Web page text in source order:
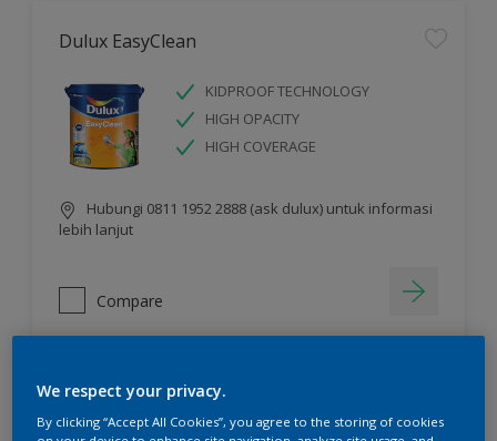
Dulux EasyClean
KIDPROOF TECHNOLOGY
HIGH OPACITY
HIGH COVERAGE
Hubungi 0811 1952 2888 (ask dulux) untuk informasi
lebih lanjut
Compare
We respect your privacy.
By clicking “Accept All Cookies”, you agree to the storing of cookies